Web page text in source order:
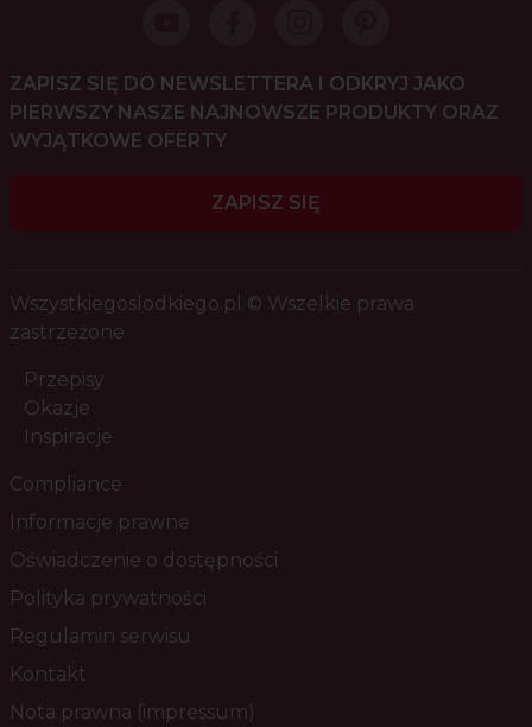
ZAPISZ SIĘ DO NEWSLETTERA I ODKRYJ JAKO
PIERWSZY NASZE NAJNOWSZE PRODUKTY ORAZ
WYJĄTKOWE OFERTY
ZAPISZ SIĘ
Wszystkiegoslodkiego.pl © Wszelkie prawa
zastrzeżone
Przepisy
Okazje
Inspiracje
Compliance
Informacje prawne
Oświadczenie o dostępności
Polityka prywatności
Regulamin serwisu
Kontakt
Nota prawna (impressum)